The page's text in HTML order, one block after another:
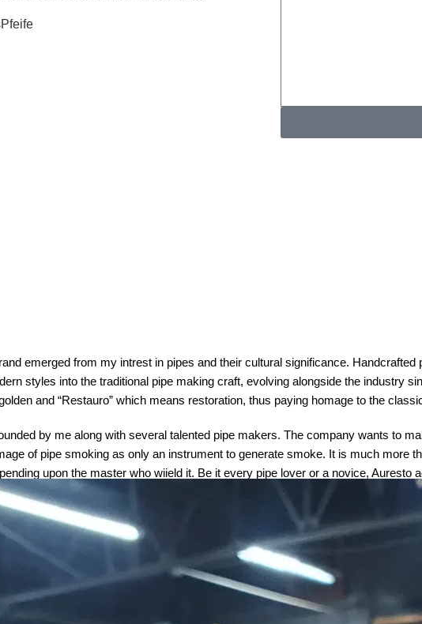
Pfeife
emerged from my intrest in pipes and their cultural significance.
styles into the traditional pipe making craft, evolving alongside the industry
and “Restauro” which means restoration, thus paying homage to the
by me along with several talented pipe makers. The company wants to
of pipe smoking as only an instrument to generate smoke. It is much more
upon the master who wiield it. Be it every pipe lover or a novice,